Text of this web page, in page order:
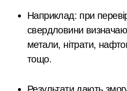
Наприклад: при перевірці води зі
свердловини
метали, нітрати,
тощо.